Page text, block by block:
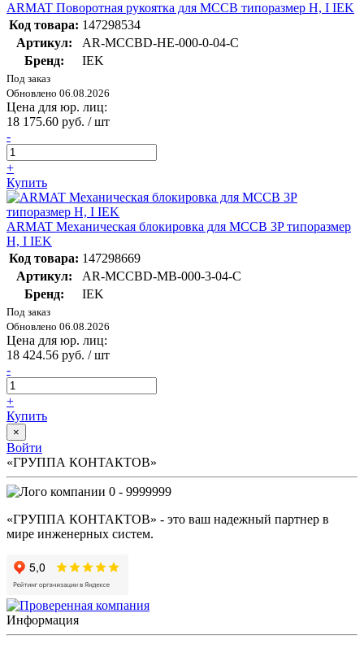
ARMAT Поворотная рукоятка для MCCB типоразмер H, I IEK
Код товара: 147298534
Артикул:
AR-MCCBD-HE-000-0-04-C
Бренд:
IEK
Под заказ
Обновлено 06.08.2026
Цена для юр. лиц:
18 175.60 руб. / шт
-
+
Купить
ARMAT Механическая блокировка для MCCB 3P типоразмер
H, I IEK
Код товара: 147298669
Артикул:
AR-MCCBD-MB-000-3-04-C
Бренд:
IEK
Под заказ
Обновлено 06.08.2026
Цена для юр. лиц:
18 424.56 руб. / шт
-
+
Купить
×
Войти
«ГРУППА КОНТАКТОВ»
0 - 9999999
«ГРУППА КОНТАКТОВ» - это ваш надежный партнер в
мире инженерных систем.
Информация